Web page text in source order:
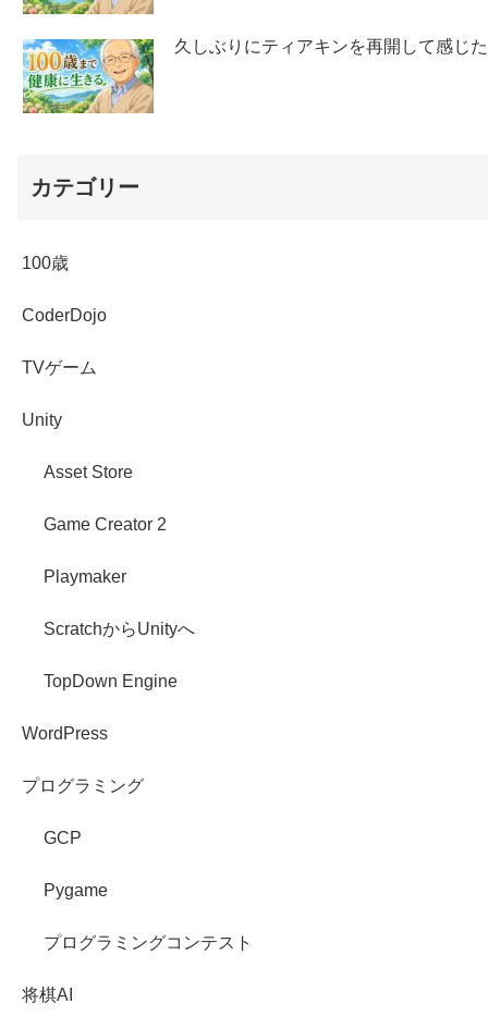
久しぶりにティアキンを再開して感じ
カテゴリー
100歳
CoderDojo
TVゲーム
Unity
Asset Store
Game Creator 2
Playmaker
ScratchからUnityへ
TopDown Engine
WordPress
プログラミング
GCP
Pygame
プログラミングコンテスト
将棋AI